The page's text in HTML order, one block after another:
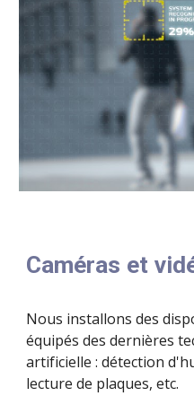
Caméras et
Nous installons des
équipés des dernières
artificielle : détection
lecture de plaques, etc.